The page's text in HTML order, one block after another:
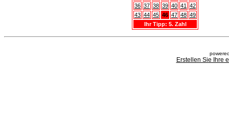
36 37 38 39 40 41
42
43 44 45 46 47 48 49
Ihr Tipp: 5. Zahl
Erstellen Sie Ihre